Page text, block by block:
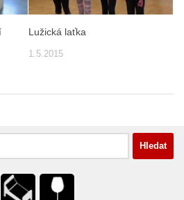
Lužická laťka
1.5.2015